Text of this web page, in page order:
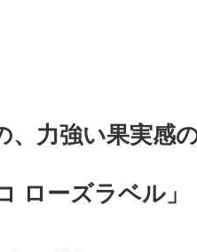
、力強い果実感
ローズラベル」